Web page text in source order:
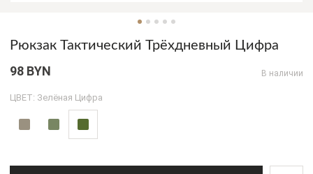
Рюкзак Тактический Трёхдневный Цифра
98 BYN В наличии
ЦВЕТ: Зелёная Цифра